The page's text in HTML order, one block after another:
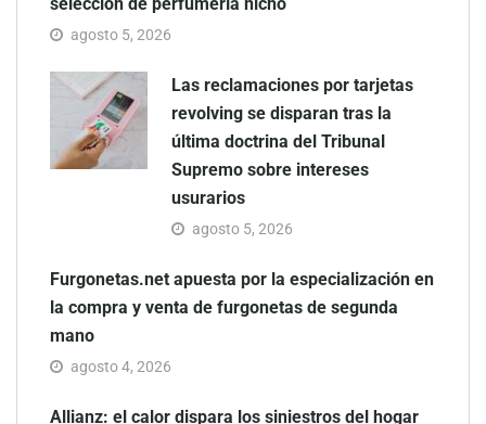
agosto 5, 2026
Las reclamaciones por tarjetas
revolving se disparan tras la
última doctrina del Tribunal
Supremo sobre intereses
usurarios
agosto 5, 2026
Furgonetas.net apuesta por la especialización en
la compra y venta de furgonetas de segunda
mano
agosto 4, 2026
Allianz: el calor dispara los siniestros del hogar